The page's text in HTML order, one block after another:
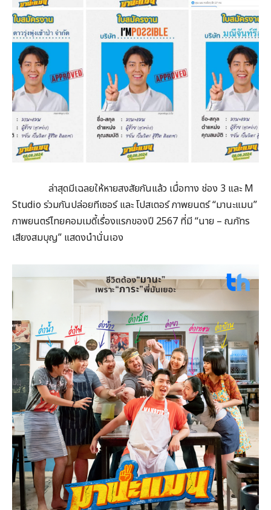
ล่าสุดมีเฉลยให้หายสงสัยกันแล้ว เมื่อทาง ช่อง 3 และ M
Studio ร่วมกันปล่อยทีเซอร์ และ โปสเตอร์ ภาพยนตร์ “มานะแมน”
ภาพยนตร์ไทยคอมเมดี้เรื่องแรกของปี 2567 ที่มี “นาย – ณภัทร
เสียงสมบุญ” แสดงนำนั่นเอง